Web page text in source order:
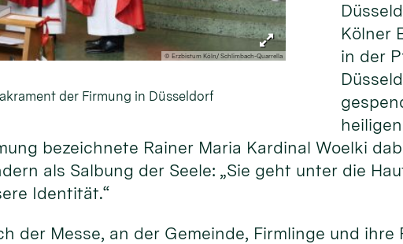
© Erzbistum Köln/ Schlimbach-Quarrella
der Firmung in Düsseldorf
Kölner
in der
bezeichnete Rainer Maria Kardinal Woelki
als Salbung der Seele: „Sie geht unter die
Identität.“
der Messe, an der Gemeinde, Firmlinge und